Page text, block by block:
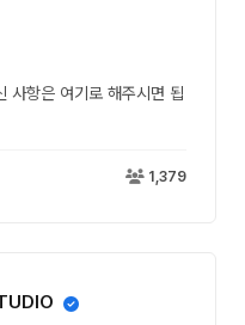
사항은 여기로 해주시면 됩
1,379